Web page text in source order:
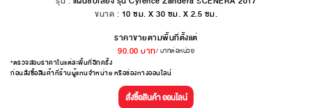
ขนาด : 10 ซม. X 30 ซม. X 2.5 ซม.
ราคาขายตามพื้นที่ตั้งแต่
90.00 บาท/ บาทต่อหน่วย
*ตรวจสอบราคาในแต่ละพื้นที่อีกครั้ง
ก่อนสั่งซื้อสินค้าที่ร้านผู้แทนจำหน่าย หรือช่องทางออนไลน์
สั่งซื้อสินค้า ออนไลน์